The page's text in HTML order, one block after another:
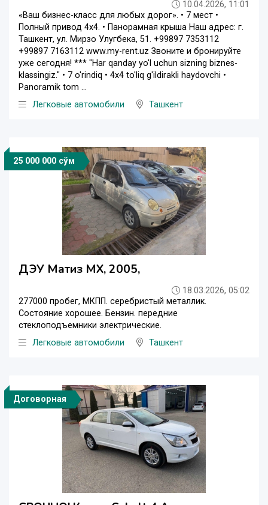
10.04.2026, 11:01
«Ваш бизнес-класс для любых дорог». • 7 мест •
Полный привод 4х4. • Панорамная крыша Наш адрес: г.
Ташкент, ул. Мирзо Улугбека, 51. +99897 7353112
+99897 7163112 www.my-rent.uz Звоните и бронируйте
уже сегодня! *** "Har qanday yo'l uchun sizning biznes-
klassingiz." • 7 o'rindiq • 4x4 to'liq g'ildirakli haydovchi •
Panoramik tom ...
Легковые автомобили
Ташкент
25 000 000 сўм
ДЭУ Матиз МХ, 2005,
18.03.2026, 05:02
277000 пробег, МКПП. серебристый металлик.
Состояние хорошее. Бензин. передние
стеклоподъемники электрические.
Легковые автомобили
Ташкент
Договорная